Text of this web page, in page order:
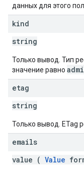
данных для этого
kind
string
Только вывод. Тип
значение равно
etag
string
Только вывод. ETag
emails
value ( Value